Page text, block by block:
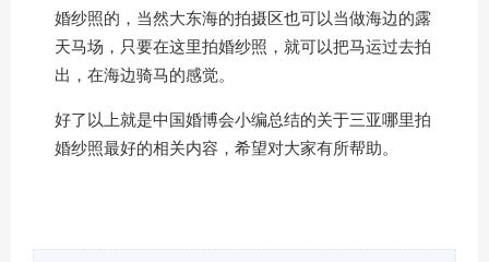
婚纱照的，当然大东海的拍摄区也可以当做海边的露
天马场，只要在这里拍婚纱照，就可以把马运过去拍
出，在海边骑马的感觉。
好了以上就是中国婚博会小编总结的关于三亚哪里拍
婚纱照最好的相关内容，希望对大家有所帮助。